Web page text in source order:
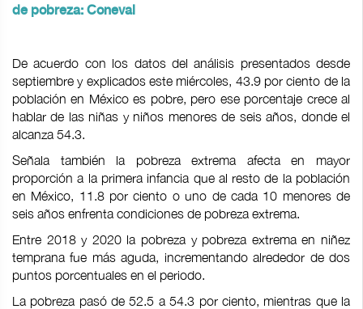
de pobreza: Coneval
De acuerdo con los datos del análisis presentados desde
septiembre y explicados este miércoles, 43.9 por ciento de la
población en México es pobre, pero ese porcentaje crece al
hablar de las niñas y niños menores de seis años, donde el
alcanza 54.3.
Señala también la pobreza extrema afecta en mayor
proporción a la primera infancia que al resto de la población
en México, 11.8 por ciento o uno de cada 10 menores de
seis años enfrenta condiciones de pobreza extrema.
Entre 2018 y 2020 la pobreza y pobreza extrema en niñez
temprana fue más aguda, incrementando alrededor de dos
puntos porcentuales en el periodo.
La pobreza pasó de 52.5 a 54.3 por ciento, mientras que la